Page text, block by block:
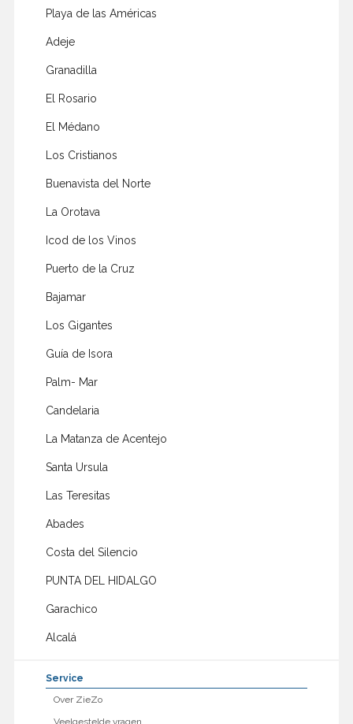
Playa de las Américas
Adeje
Granadilla
El Rosario
El Médano
Los Cristianos
Buenavista del Norte
La Orotava
Icod de los Vinos
Puerto de la Cruz
Bajamar
Los Gigantes
Guía de Isora
Palm- Mar
Candelaria
La Matanza de Acentejo
Santa Ursula
Las Teresitas
Abades
Costa del Silencio
PUNTA DEL HIDALGO
Garachico
Alcalá
Service
Over ZieZo